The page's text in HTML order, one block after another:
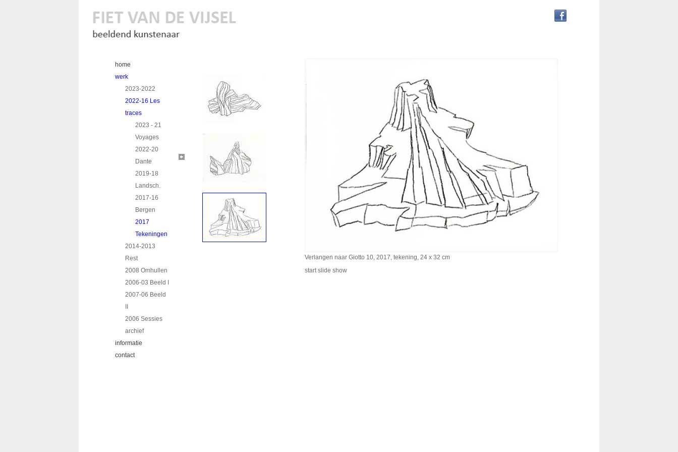
home
werk
2023-2022
2022-16 Les
traces
2023 - 21
Voyages
2022-20
Dante
2019-18
Landsch.
2017-16
Bergen
2017
Tekeningen
2014-2013
Rest
2008 Omhullen
2006-03 Beeld I
2007-06 Beeld
2006 Sessies
archief
informatie
contact
Verlangen naar Giotto 10, 2017, tekening, 24 x 32 cm
start slide show